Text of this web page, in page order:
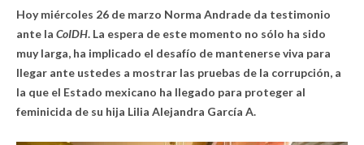
Hoy miércoles 26 de marzo Norma Andrade da testimonio
ante la CoIDH. La espera de este momento no sólo ha sido
muy larga, ha implicado el desafío de mantenerse viva para
llegar ante ustedes a mostrar las pruebas de la corrupción, a
la que el Estado mexicano ha llegado para proteger al
feminicida de su hija Lilia Alejandra García A.